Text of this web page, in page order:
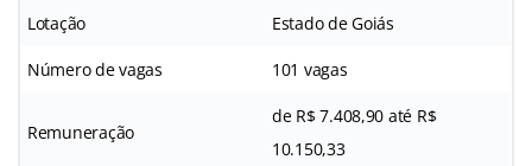
Lotação Estado de Goiás
Número de vagas 101 vagas
Remuneração
de R$ 7.408,90 até R$
10.150,33